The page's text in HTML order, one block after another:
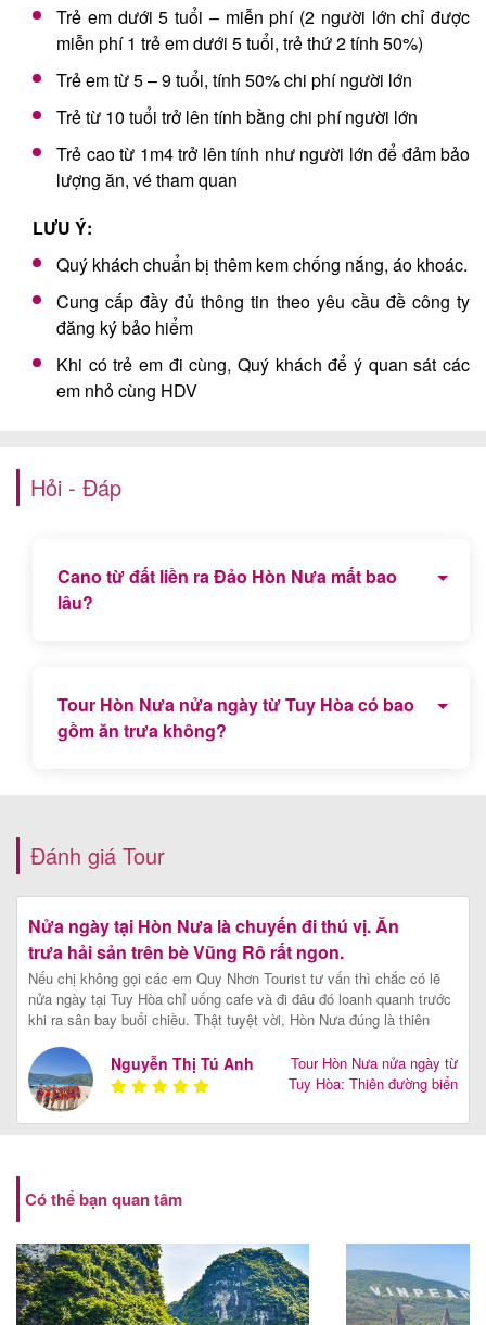
Trẻ em dưới 5 tuổi – miễn phí (2 người lớn chỉ được
miễn phí 1 trẻ em dưới 5 tuổi, trẻ thứ 2 tính 50%)
Trẻ em từ 5 – 9 tuổi, tính 50% chi phí người lớn
Trẻ từ 10 tuổi trở lên tính bằng chi phí người lớn
Trẻ cao từ 1m4 trở lên tính như người lớn để đảm bảo
lượng ăn, vé tham quan
LƯU Ý:
Quý khách chuẩn bị thêm kem chống nắng, áo khoác.
Cung cấp đầy đủ thông tin theo yêu cầu đề công ty
đăng ký bảo hiểm
Khi có trẻ em đi cùng, Quý khách để ý quan sát các
em nhỏ cùng HDV
Hỏi - Đáp
Cano từ đất liền ra Đảo Hòn Nưa mất bao
lâu?
Tour Hòn Nưa nửa ngày từ Tuy Hòa có bao
gồm ăn trưa không?
Đánh giá Tour
Nửa ngày tại Hòn Nưa là chuyến đi thú vị. Ăn
trưa hải sản trên bè Vũng Rô rất ngon.
Nếu chị không gọi các em Quy Nhơn Tourist tư vấn thì chắc có lẽ
nửa ngày tại Tuy Hòa chỉ uống cafe và đi đâu đó loanh quanh trước
khi ra sân bay buổi chiều. Thật tuyệt vời, Hòn Nưa đúng là thiên
vẹn mà nhất định các bạn không thể bỏ qua khi đến với mảnh đất
này.
[Xem chi tiết]
Nguyễn Thị Tú Anh
Tour Hòn Nưa nửa ngày từ
Tuy Hòa: Thiên đường biển
Có thể bạn quan tâm